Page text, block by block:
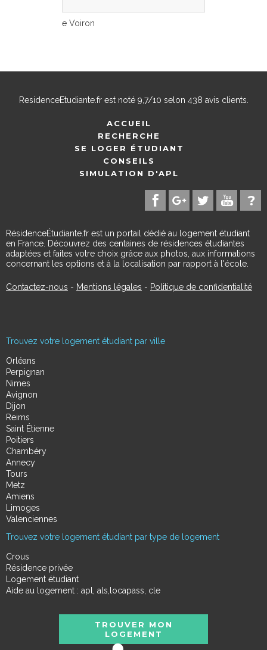
e Voiron
ResidenceEtudiante.frest noté 9,7/10 selon 438 avis clients.
ACCUEIL
RECHERCHE
SE LOGER ÉTUDIANT
CONSEILS
SIMULATION D'APL
RésidenceÉtudiante.fr est un portail dédié au logement étudiant
en France. Découvrez des centaines de résidences étudiantes
adaptées et faites votre choix grâce aux photos, aux informations
concernant les options et à la localisation par rapport à l'école.
Contactez-nous - Mentions légales - Politique de confidentialité
Trouvez votre logement étudiant par ville
Orléans
Perpignan
Nimes
Avignon
Dijon
Reims
Saint Étienne
Poitiers
Chambéry
Annecy
Tours
Metz
Amiens
Limoges
Valenciennes
Trouvez votre logement étudiant par type de logement
Crous
Résidence privée
Logement étudiant
Aide au logement : apl, als,locapass, cle
TROUVER MON
LOGEMENT